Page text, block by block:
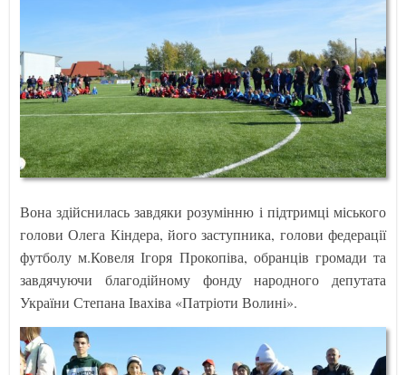
Вона здійснилась завдяки розумінню і підтримці міського
голови Олега Кіндера, його заступника, голови федерації
футболу м.Ковеля Ігоря Прокопіва, обранців громади та
завдячуючи благодійному фонду народного депутата
України Степана Івахіва «Патріоти Волині».